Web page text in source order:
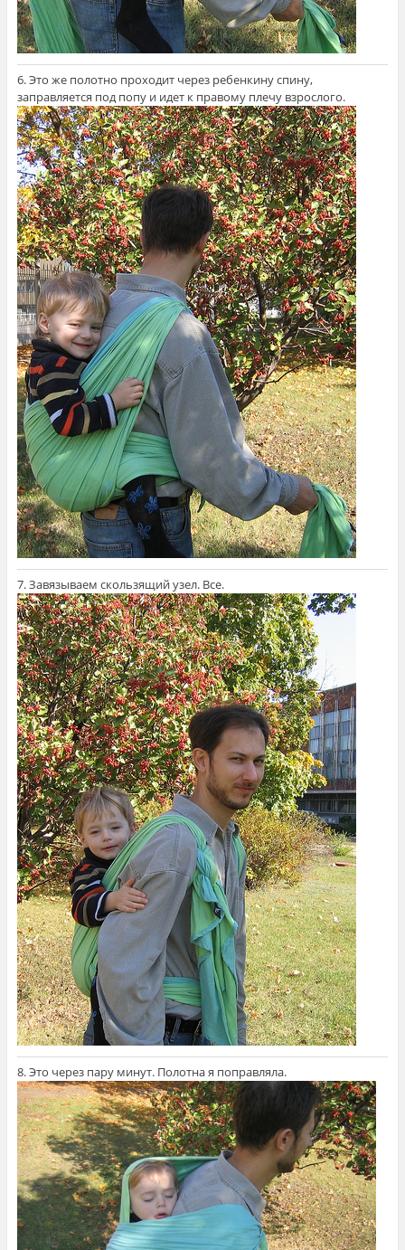
6. Это же полотно проходит через ребенкину спину,
заправляется под попу и идет к правому плечу взрослого.
7. Завязываем скользящий узел. Все.
8. Это через пару минут. Полотна я поправляла.